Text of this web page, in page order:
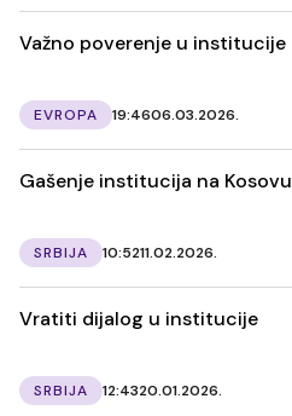
Važno poverenje u institucije
EVROPA 19:4606.03.2026.
Gašenje institucija na Kosovu
SRBIJA 10:5211.02.2026.
Vratiti dijalog u institucije
SRBIJA 12:4320.01.2026.